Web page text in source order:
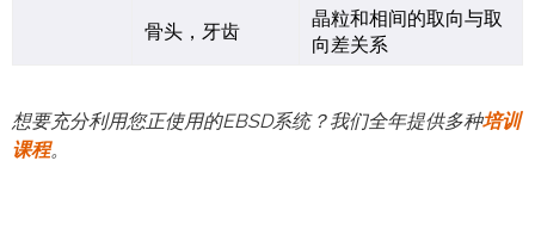
骨头，牙齿
晶粒和相间的取向与取
向差关系
想要充分利用您正使用的EBSD系统？我们全年提供多种培训
课程。